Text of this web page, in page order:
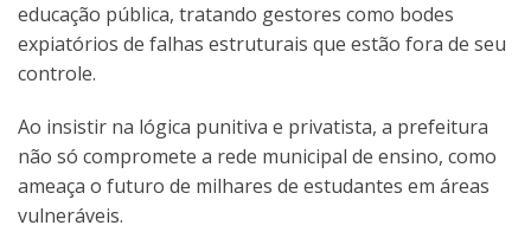
educação pública, tratando gestores como bodes
expiatórios de falhas estruturais que estão fora de seu
controle.
Ao insistir na lógica punitiva e privatista, a prefeitura
não só compromete a rede municipal de ensino, como
ameaça o futuro de milhares de estudantes em áreas
vulneráveis.